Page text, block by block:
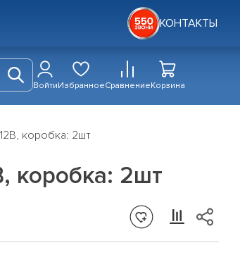
КОНТАКТЫ
ВойтиИзбранноеСравнениеКорзина
коробка: 2шт
коробка: 2шт